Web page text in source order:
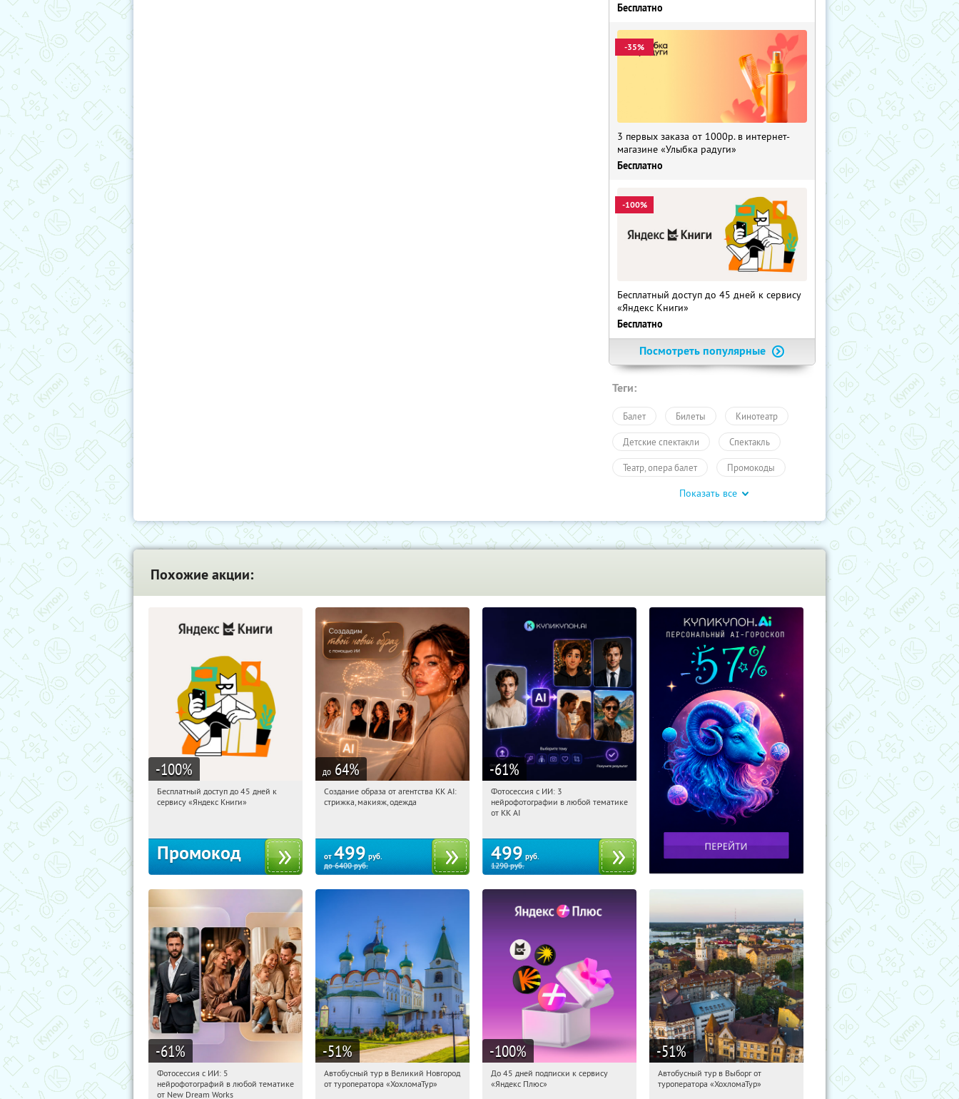
Бесплатно
-35%
3 первых заказа от 1000р. в интернет-
магазине «Улыбка радуги»
Бесплатно
-100%
Бесплатный доступ до 45 дней к сервису
«Яндекс Книги»
Бесплатно
Посмотреть популярные
Теги:
Балет Билеты Кинотеатр
Детские спектакли Спектакль
Театр, опера балет Промокоды
Развлечения
ПолучиКупон Развлечения
Показать все
Похожие акции:
-100%
12:32:00
Получи первым!
Бесплатный доступ до 45 дней к
сервису «Яндекс Книги»
Промокод
до 64%
12:32:00 Купили:64
Создание образа от агентства KK AI:
стрижка, макияж, одежда
от 499 руб.
до6400руб.
-61%
12:32:00
Россия
Фотосессия с ИИ: 3
нейрофотографии в любой тематике
от KK AI
499 руб.
1290руб.
-61%
12:32:00
Россия
Фотосессия с ИИ: 5
нейрофотографий в любой тематике
от New Dream Works
-51%
12:32:00 Купили:2
Автобусный тур в Великий Новгород
от туроператора «ХохломаТур»
-100%
12:32:00 Получили:
До 45 дней подписки к сервису
«Яндекс Плюс»
-51%
12:32:00 Купили:
Автобусный тур в Выборг от
туроператора «ХохломаТур»